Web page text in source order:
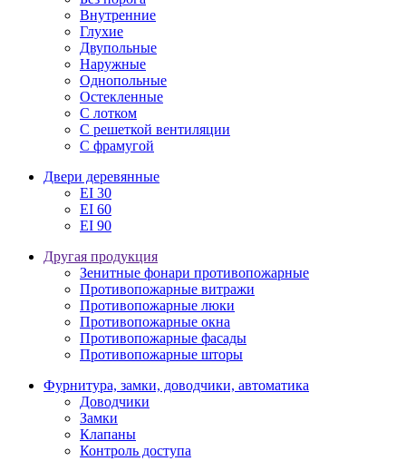
Внутренние
Глухие
Двупольные
Наружные
Однопольные
Остекленные
С лотком
С решеткой вентиляции
С фрамугой
Двери деревянные
EI 30
EI 60
EI 90
Другая продукция
Зенитные фонари противопожарные
Противопожарные витражи
Противопожарные люки
Противопожарные окна
Противопожарные фасады
Противопожарные шторы
Фурнитура, замки, доводчики, автоматика
Доводчики
Замки
Клапаны
Контроль доступа